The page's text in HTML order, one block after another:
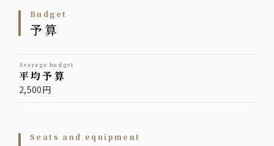
budget
予算
average budget
平均予算
2,500円
Seats and equipment